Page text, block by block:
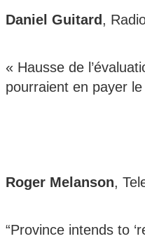
Daniel Guitard ,
« Hausse de
pourraient en payer
Roger Melanson,
“Province intends to